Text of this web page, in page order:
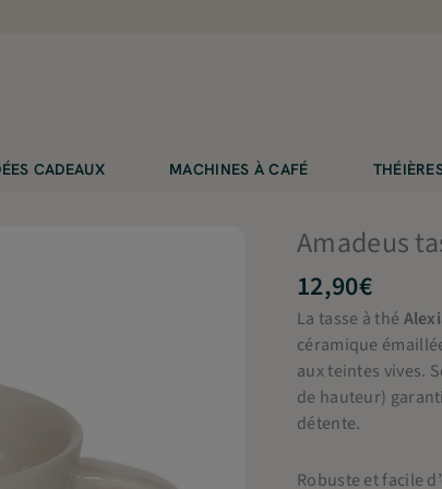
CADEAUX MACHINES À CAFÉ
Amadeus
12,90€
La tasse à thé
céramique
aux teintes vives.
de hauteur)
détente.
Robuste et facile